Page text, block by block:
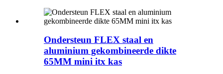
Ondersteun FLEX staal en
aluminium gekombineerde dikte
65MM mini itx kas